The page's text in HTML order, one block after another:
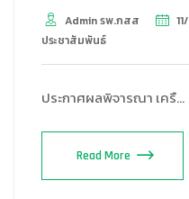
Admin รพ.กสส
ประชาสัมพันธ์
ประกาศผลพิจารณา เครื…
Read More